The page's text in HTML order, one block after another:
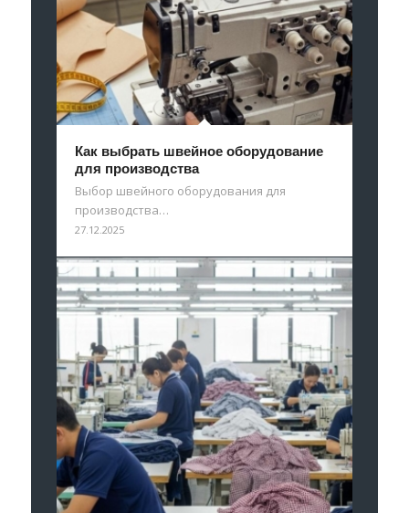
Как выбрать швейное оборудование
для производства
Выбор швейного оборудования для
производства…
27.12.2025